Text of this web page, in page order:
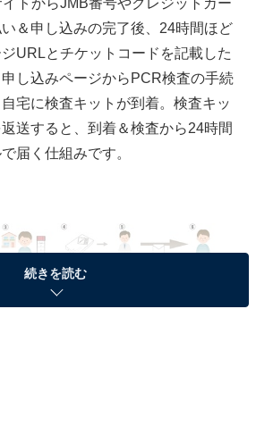
トからJMB番号やクレジットカー
＆申し込みの完了後、24時間ほど
URLとチケットコードを記載した
し込みページからPCR検査の手続
宅に検査キットが到着。検査キッ
送すると、到着＆検査から24時間
届く仕組みです。
続きを読む